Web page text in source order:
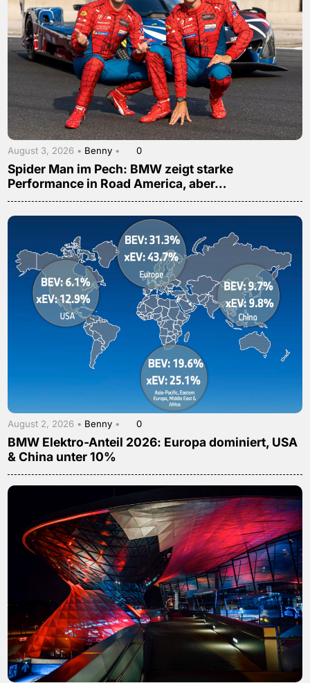
August 3, 2026 • Benny • 0
Spider Man im Pech: BMW zeigt starke
Performance in Road America, aber…
August 2, 2026 • Benny • 0
BMW Elektro-Anteil 2026: Europa dominiert, USA
& China unter 10%